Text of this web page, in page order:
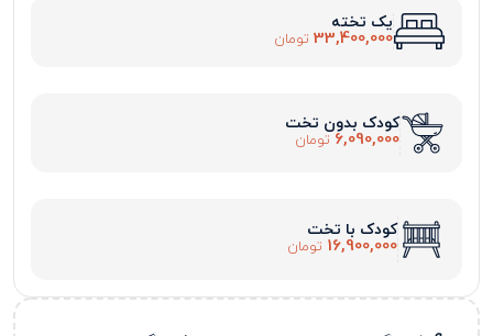
یک تخته
33,400,000 تومان
کودک بدون تخت
6,090,000 تومان
کودک با تخت
16,900,000 تومان